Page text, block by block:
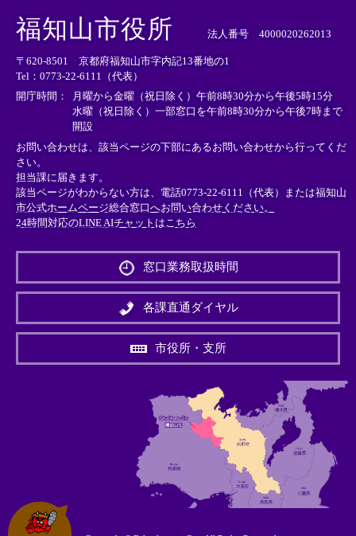
外
部
リ
ン
ク
＞
外
リ
ン
ク
＞
外
部
ン
ク
＞
福知山市役所 法人番号 4000020262013
〒620-8501 京都府福知山市字内記13番地の1
Tel：0773-22-6111（代表）
開庁時間：
月曜から金曜（祝日除く）午前8時30分から午後5時15分
水曜（祝日除く）一部窓口を午前8時30分から午後7時まで
開設
お問い合わせは、該当ページの下部にあるお問い合わせから行ってくだ
さい。
担当課に届きます。
該当ページがわからない方は、電話0773-22-6111（代表）または福知山
市公式ホームページ総合窓口へお問い合わせください。
24時間対応のLINE AIチャットはこちら
外
リ
ン
＞
窓口業務取扱時間
各課直通ダイヤル
市役所・支所